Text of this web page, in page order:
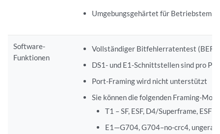
Umgebungsgehärtet für
Software-
Funktionen
Vollständiger Bitfehlerratentest
DS1- und E1-Schnittstellen sind pro
Port-Framing wird nicht unterstützt
Sie können die folgenden Framing-
T1 – SF, ESF, D4/Superframe,
E1—G704, G704–no-crc4,